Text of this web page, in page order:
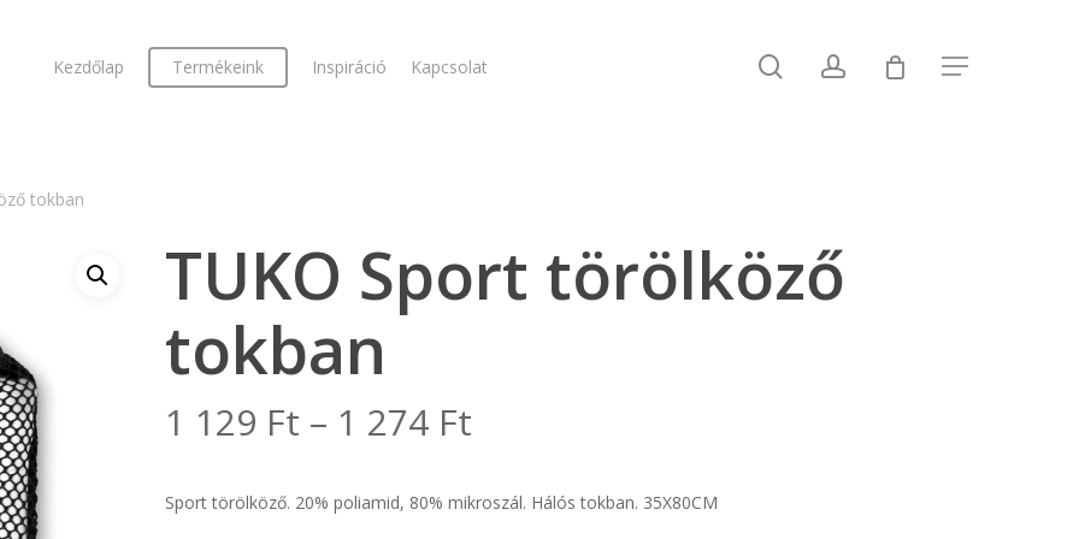
Kezdőlap Termékeink Inspiráció Kapcsolat searchaccount Menu
tokban
TUKO Sport törölköző
tokban
1 129 Ft – 1 274 FtÁrtartomány:
129 Ft
Sport törölköző. 20% poliamid, 80% mikroszál. Hálós tokban. 35X80CM